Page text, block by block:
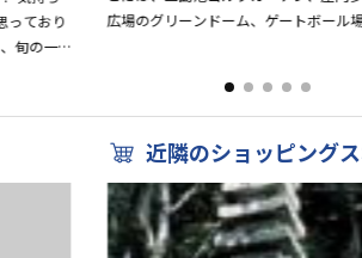
っており
旬の一
広場のグリーンドーム、ゲートボール
近隣のショッピング